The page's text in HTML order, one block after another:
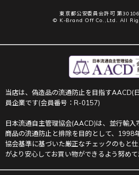
東京都公安委員会許可 第
© K-Brand Off Co.,Ltd. All
当店は、偽造品の流通防止を目指すAACD(
員企業です(会員番号：R-0157)
日本流通自主管理協会(AACD)は、並行輸入
商品の流通防止と排除を目的として、1998
協会基準に基づいた厳正なチェックのもと
がより安心してお買い物ができるよう努めて